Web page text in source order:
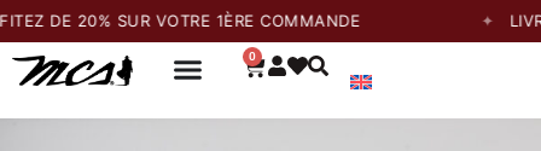
20% SUR VOTRE 1ÈRE COMMANDE
0